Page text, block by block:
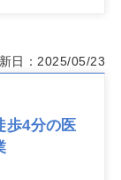
日：2025/05/23
歩4分の医